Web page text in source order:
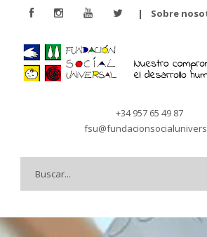
| Sobre
+34 957 65 49 87